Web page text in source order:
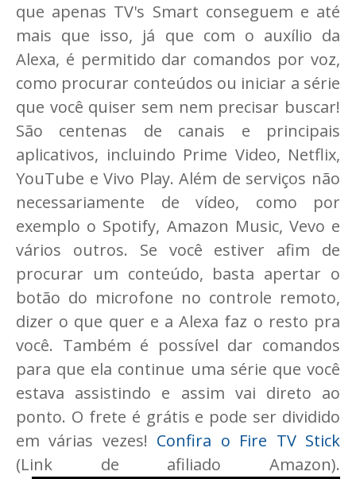
que apenas TV's Smart conseguem e até
mais que isso, já que com o auxílio da
Alexa, é permitido dar comandos por voz,
como procurar conteúdos ou iniciar a série
que você quiser sem nem precisar buscar!
São centenas de canais e principais
aplicativos, incluindo Prime Video, Netflix,
YouTube e Vivo Play. Além de serviços não
necessariamente de vídeo, como por
exemplo o Spotify, Amazon Music, Vevo e
vários outros. Se você estiver afim de
procurar um conteúdo, basta apertar o
botão do microfone no controle remoto,
dizer o que quer e a Alexa faz o resto pra
você. Também é possível dar comandos
para que ela continue uma série que você
estava assistindo e assim vai direto ao
ponto. O frete é grátis e pode ser dividido
em várias vezes! Confira o Fire TV Stick
(Link de afiliado Amazon).